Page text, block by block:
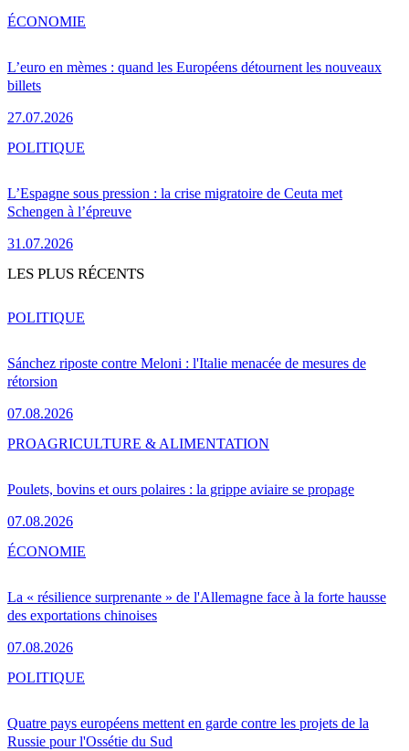
L’euro en mèmes : quand les Européens détournent les nouveaux
billets
27.07.2026
ÉCONOMIE
L’Espagne sous pression : la crise migratoire de Ceuta met
Schengen à l’épreuve
31.07.2026
POLITIQUE
LES PLUS RÉCENTS
Sánchez riposte contre Meloni : l'Italie menacée de mesures de
rétorsion
07.08.2026
POLITIQUE
Poulets, bovins et ours polaires : la grippe aviaire se propage
07.08.2026
PROAGRICULTURE & ALIMENTATION
La « résilience surprenante » de l'Allemagne face à la forte hausse
des exportations chinoises
07.08.2026
ÉCONOMIE
Quatre pays européens mettent en garde contre les projets de la
Russie pour l'Ossétie du Sud
POLITIQUE